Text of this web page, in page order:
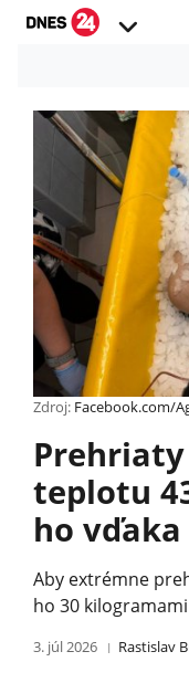
Zdroj: Facebook.com/
teplotu
ho vďaka
Aby extrémne
ho 30
3. júl 2026 Rastislav